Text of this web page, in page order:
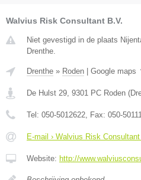
Walvius Risk Consultant B.V.
Niet gevestigd in de plaats
Drenthe.
Drenthe » Roden Google maps
De Hulst 29, 9301 PC Roden (
Tel: 050-5012622, Fax: 050-
E-mail › Walvius Risk
Website: http://